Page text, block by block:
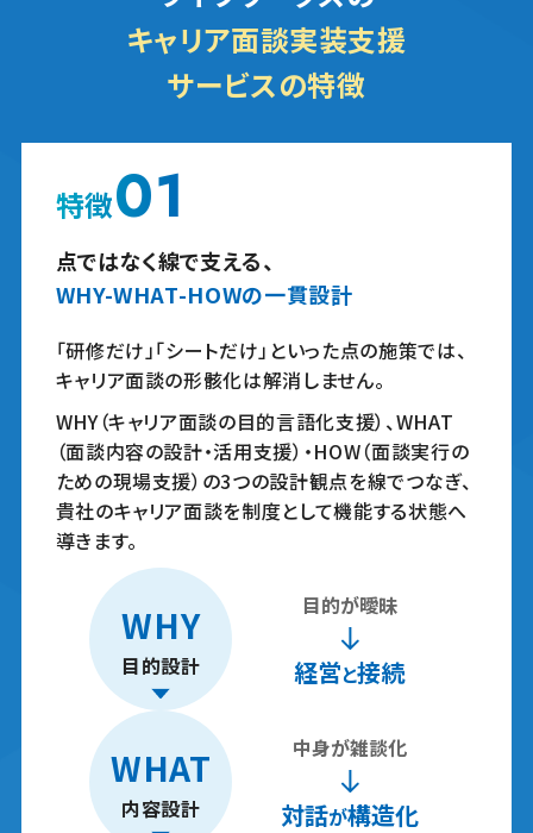
キャリア面談実装支援
サービスの特徴
特徴01
点ではなく線で支える、
WHY-WHAT-HOWの一貫設計
「研修だけ」「シートだけ」といった点の施策では、
キャリア面談の形骸化は解消しません。
WHY（キャリア面談の目的言語化支援）、WHAT
（面談内容の設計・活用支援）・HOW（面談実行の
ための現場支援）の3つの設計観点を線でつなぎ、
貴社のキャリア面談を制度として機能する状態へ
導きます。
WHY
目的設計
目的が曖昧
経営と接続
WHAT
内容設計
中身が雑談化
対話が構造化